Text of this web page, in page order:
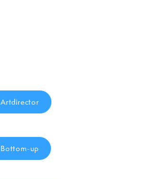
Artdirector
Bottom-up